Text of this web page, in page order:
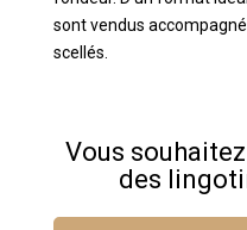
sont vendus
scellés.
Vous
des